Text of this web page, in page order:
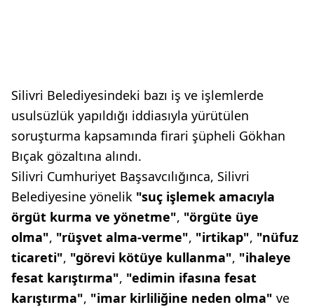
Silivri Belediyesindeki bazı iş ve işlemlerde
usulsüzlük yapıldığı iddiasıyla yürütülen
soruşturma kapsamında firari şüpheli Gökhan
Bıçak gözaltına alındı.
Silivri Cumhuriyet Başsavcılığınca, Silivri
Belediyesine yönelik "suç işlemek amacıyla
örgüt kurma ve yönetme", "örgüte üye
olma", "rüşvet alma-verme", "irtikap", "nüfuz
ticareti", "görevi kötüye kullanma", "ihaleye
fesat karıştırma", "edimin ifasına fesat
karıştırma", "imar kirliliğine neden olma" ve